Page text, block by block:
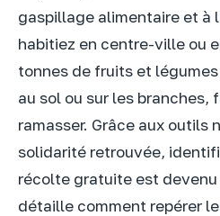
gaspillage alimentaire et à
habitiez en centre-ville ou
tonnes de fruits et
au sol ou sur les branches,
ramasser. Grâce aux outils
solidarité retrouvée,
récolte gratuite est
détaille comment repérer